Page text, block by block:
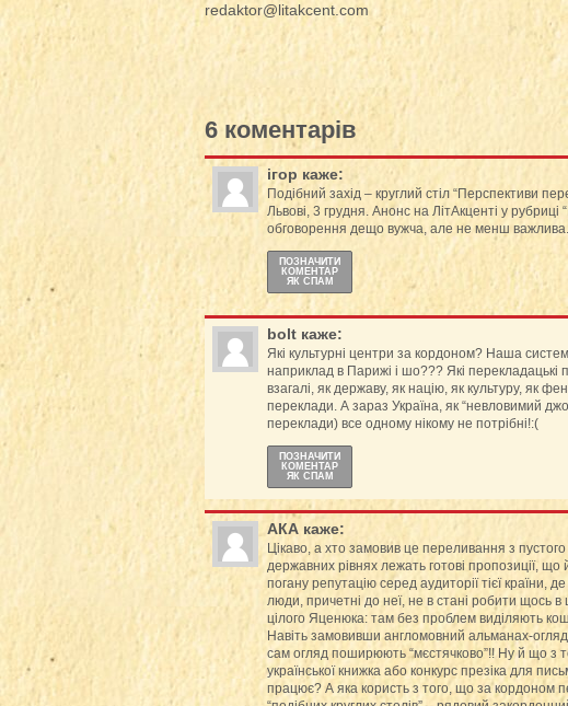
redaktor@litakcent.com
6 коментарів
ігор каже:
Подібний захід – круглий стіл “Перспективи
Львові, 3 грудня. Анонс на ЛітАкценті у
обговорення дещо вужча, але не менш важлива.
ПОЗНАЧИТИ
КОМЕНТАР
ЯК СПАМ
bolt каже:
Які культурні центри за кордоном? Наша
наприклад в Парижі і шо??? Які перекладацькі
взагалі, як державу, як націю, як культуру, як
переклади. А зараз Україна, як “невловимий
переклади) все одному нікому не потрібні!:(
ПОЗНАЧИТИ
КОМЕНТАР
ЯК СПАМ
АКА каже:
Цікаво, а хто замовив це переливання з
державних рівнях лежать готові пропозиції,
погану репутацію серед аудиторії тієї
люди, причетні до неї, не в стані робити щось
цілого Яценюка: там без проблем виділяють
Навіть замовивши англомовний альманах-
сам огляд поширюють “мєстячково”!! Ну й що з
української книжка або конкурс презіка для
працює? А яка користь з того, що за кордоном